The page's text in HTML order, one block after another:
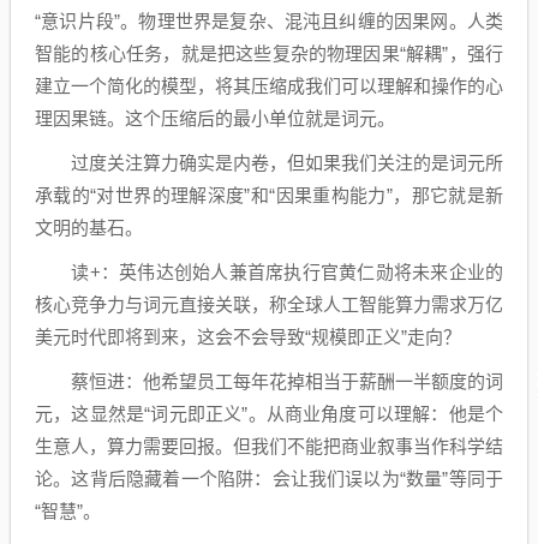
“意识片段”。物理世界是复杂、混沌且纠缠的因果网。人类
智能的核心任务，就是把这些复杂的物理因果“解耦”，强行
建立一个简化的模型，将其压缩成我们可以理解和操作的心
理因果链。这个压缩后的最小单位就是词元。
过度关注算力确实是内卷，但如果我们关注的是词元所
承载的“对世界的理解深度”和“因果重构能力”，那它就是新
文明的基石。
读+：英伟达创始人兼首席执行官黄仁勋将未来企业的
核心竞争力与词元直接关联，称全球人工智能算力需求万亿
美元时代即将到来，这会不会导致“规模即正义”走向？
蔡恒进：他希望员工每年花掉相当于薪酬一半额度的词
元，这显然是“词元即正义”。从商业角度可以理解：他是个
生意人，算力需要回报。但我们不能把商业叙事当作科学结
论。这背后隐藏着一个陷阱：会让我们误以为“数量”等同于
“智慧”。